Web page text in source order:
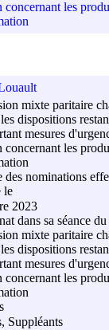
les
mixte paritaire
dispositions
mesures
les
des nominations
le
2023
dans sa séance
mixte paritaire
dispositions
mesures
les
Suppléants